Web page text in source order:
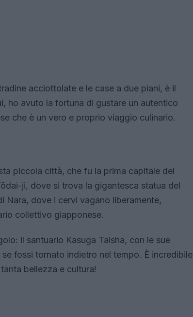
acciottolate e le case a due piani, è il
ho avuto la fortuna di gustare un autentico
che è un vero e proprio viaggio culinario.
piccola città, che fu la prima capitale del
ji, dove si trova la gigantesca statua del
Nara, dove i cervi vagano liberamente,
collettivo giapponese.
il santuario Kasuga Taisha, con le sue
fossi tornato indietro nel tempo. È incredibile
bellezza e cultura!